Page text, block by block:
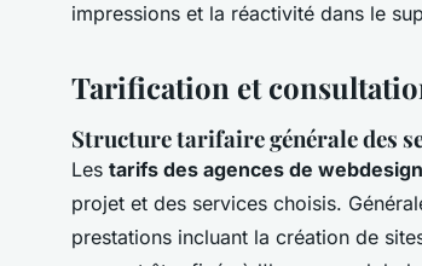
impressions et la réactivité dans le
Tarification et
Structure tarifaire générale des
Les tarifs des agences de webdesign
projet et des services choisis.
prestations incluant la création de